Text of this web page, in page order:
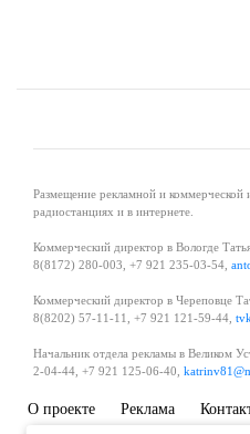
Размещение рекламной и коммерческой
радиостанциях и в интернете.
Коммерческий директор в Вологде
8(8172) 280-003, +7 921 235-03-54,
Коммерческий директор в Череповце
8(8202) 57-11-11, +7 921 121-59-44,
Начальник отдела рекламы в Великом
2-04-44, +7 921 125-06-40,
О проекте Реклама